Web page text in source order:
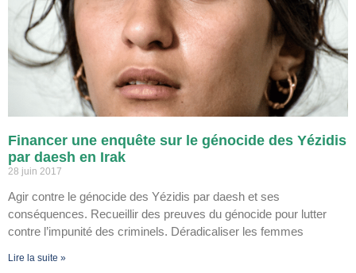
Financer une enquête sur le génocide des Yézidis
par daesh en Irak
28 juin 2017
Agir contre le génocide des Yézidis par daesh et ses
conséquences. Recueillir des preuves du génocide pour lutter
contre l’impunité des criminels. Déradicaliser les femmes
Lire la suite »